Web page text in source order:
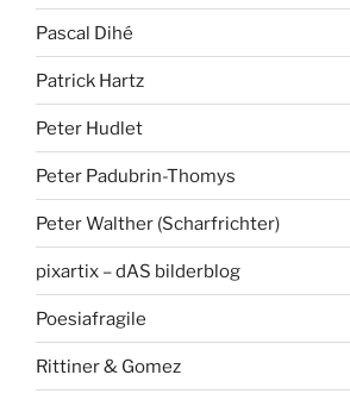
Pascal Dihé
Patrick Hartz
Peter Hudlet
Peter Padubrin-Thomys
Peter Walther (Scharfrichter)
pixartix – dAS bilderblog
Poesiafragile
Rittiner & Gomez